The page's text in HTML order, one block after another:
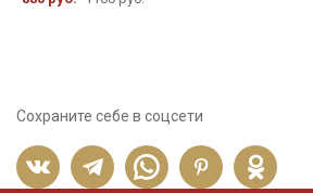
Сохраните себе в соцсети